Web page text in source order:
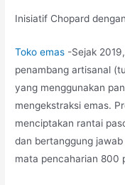
Inisiatif Chopard
Toko emas -Sejak
penambang artisanal
yang menggunakan
mengekstraksi emas.
menciptakan rantai
dan bertanggung
mata pencaharian 800